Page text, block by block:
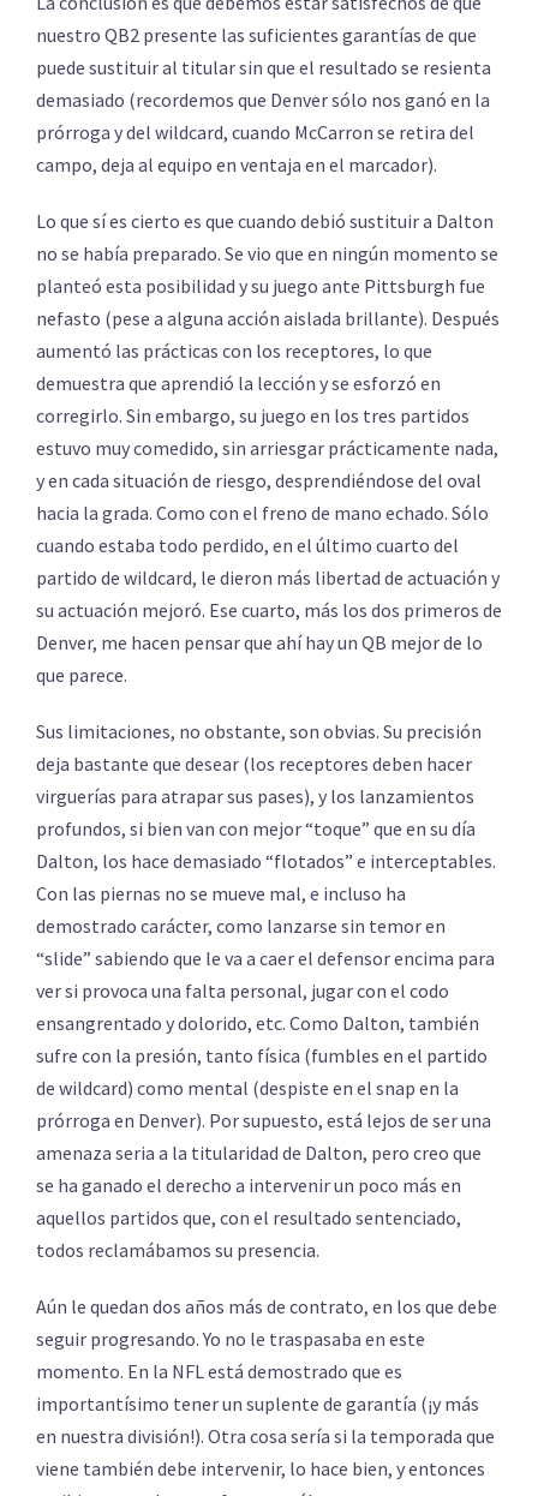
nuestro QB2 presente las suficientes garantías de que
puede sustituir al titular sin que el resultado se resienta
demasiado (recordemos que Denver sólo nos ganó en la
prórroga y del wildcard, cuando McCarron se retira del
campo, deja al equipo en ventaja en el marcador).
Lo que sí es cierto es que cuando debió sustituir a Dalton
no se había preparado. Se vio que en ningún momento se
planteó esta posibilidad y su juego ante Pittsburgh fue
nefasto (pese a alguna acción aislada brillante). Después
aumentó las prácticas con los receptores, lo que
demuestra que aprendió la lección y se esforzó en
corregirlo. Sin embargo, su juego en los tres partidos
estuvo muy comedido, sin arriesgar prácticamente nada,
y en cada situación de riesgo, desprendiéndose del oval
hacia la grada. Como con el freno de mano echado. Sólo
cuando estaba todo perdido, en el último cuarto del
partido de wildcard, le dieron más libertad de actuación y
su actuación mejoró. Ese cuarto, más los dos primeros de
Denver, me hacen pensar que ahí hay un QB mejor de lo
que parece.
Sus limitaciones, no obstante, son obvias. Su precisión
deja bastante que desear (los receptores deben hacer
virguerías para atrapar sus pases), y los lanzamientos
profundos, si bien van con mejor “toque” que en su día
Dalton, los hace demasiado “flotados” e interceptables.
Con las piernas no se mueve mal, e incluso ha
demostrado carácter, como lanzarse sin temor en
“slide” sabiendo que le va a caer el defensor encima para
ver si provoca una falta personal, jugar con el codo
ensangrentado y dolorido, etc. Como Dalton, también
sufre con la presión, tanto física (fumbles en el partido
de wildcard) como mental (despiste en el snap en la
prórroga en Denver). Por supuesto, está lejos de ser una
amenaza seria a la titularidad de Dalton, pero creo que
se ha ganado el derecho a intervenir un poco más en
aquellos partidos que, con el resultado sentenciado,
todos reclamábamos su presencia.
Aún le quedan dos años más de contrato, en los que debe
seguir progresando. Yo no le traspasaba en este
momento. En la NFL está demostrado que es
importantísimo tener un suplente de garantía (¡y más
en nuestra división!). Otra cosa sería si la temporada que
viene también debe intervenir, lo hace bien, y entonces